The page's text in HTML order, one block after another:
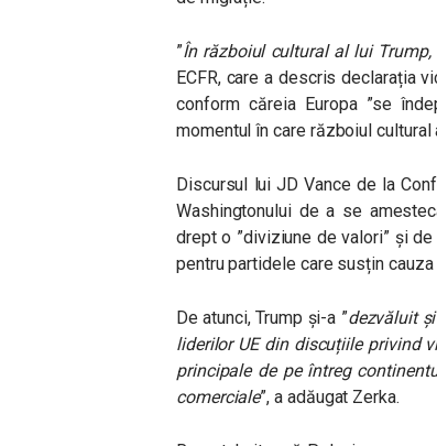
”În războiul cultural al lui
ECFR, care a descris declarația
conform căreia Europa ”se
momentul în care războiul cultural
Discursul lui JD Vance de la
Washingtonului de a se
drept o ”diviziune de valori” și
pentru partidele care susțin cauza
De atunci, Trump și-a ”dezvăluit
liderilor UE din discuțiile privind
principale de pe întreg
comerciale”, a adăugat Zerka.